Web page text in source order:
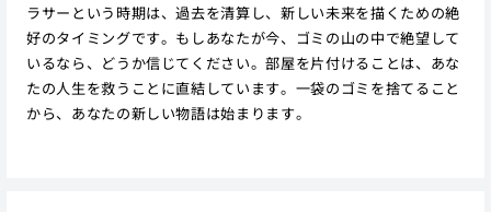
ラサーという時期は、過去を清算し、新しい未来を描くための絶
好のタイミングです。もしあなたが今、ゴミの山の中で絶望して
いるなら、どうか信じてください。部屋を片付けることは、あな
たの人生を救うことに直結しています。一袋のゴミを捨てること
から、あなたの新しい物語は始まります。